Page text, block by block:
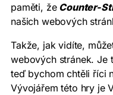
paměti, žeCounter-
našich webových
Takže, jak vidíte,
webových stránek. Je
teď bychom chtěli říci
Vývojářem této hry je